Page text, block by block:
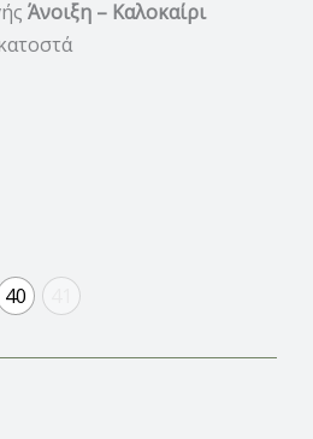
Άνοιξη – Καλοκαίρι
40